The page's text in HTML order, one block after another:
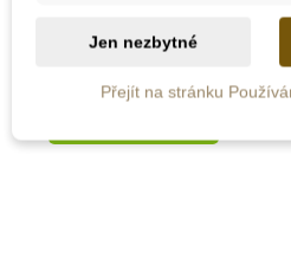
599 Kč
Jen nezbytné
Přejít na stránku